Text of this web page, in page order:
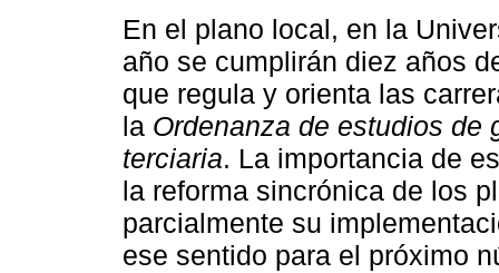
En el plano local, en la
año se cumplirán diez años
que regula y orienta las
la Ordenanza de estudios de
terciaria. La importancia de
la reforma sincrónica de los
parcialmente su
ese sentido para el próximo